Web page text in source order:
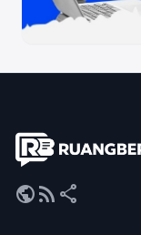
publicrss_feed share